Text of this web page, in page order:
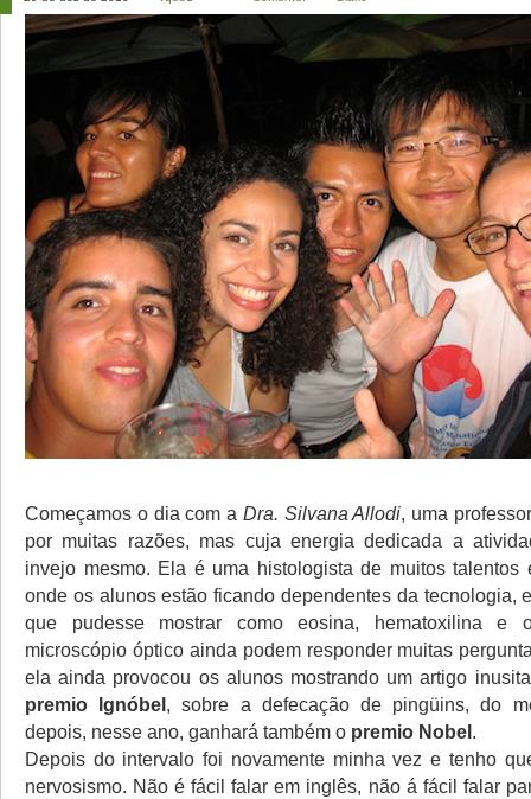
Começamos o dia com a Dra. Silvana Allodi, uma
por muitas razões, mas cuja energia dedicada a
invejo mesmo. Ela é uma histologista de muitos talentos
onde os alunos estão ficando dependentes da tecnologia,
que pudesse mostrar como eosina, hematoxilina
microscópio óptico ainda podem responder muitas
ela ainda provocou os alunos mostrando um artigo
premio Ignóbel, sobre a defecação de pingüins, do
depois, nesse ano, ganhará também o premio Nobel.
Depois do intervalo foi novamente minha vez e tenho
nervosismo. Não é fácil falar em inglês, não á fácil falar